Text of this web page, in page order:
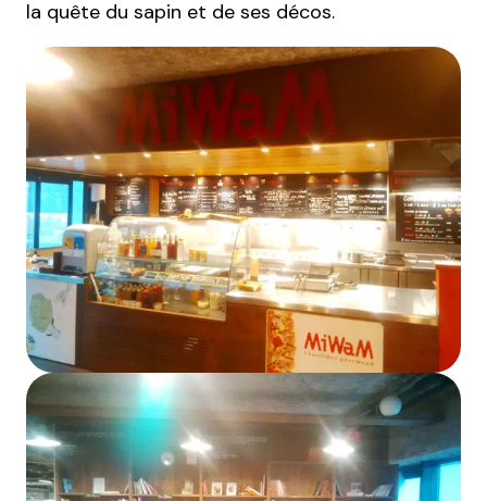
la quête du sapin et de ses décos.